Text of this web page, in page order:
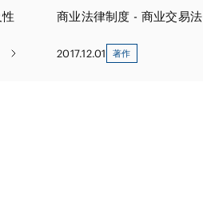
商业法律制度 - 商业交易法
2017.12.01 著作